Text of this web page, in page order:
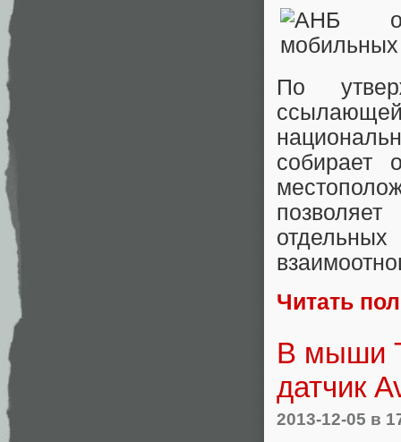
По
собирает
Читать
В мыши
датчик
2013-12-05 в